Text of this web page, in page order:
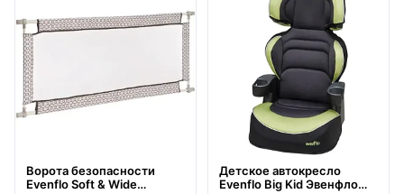
Ворота безопасности
Evenflo Soft & Wide
Детское автокресло
Evenflo Big Kid Эвенфло